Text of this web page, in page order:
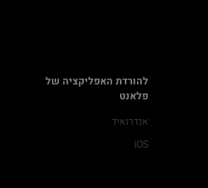
להורדת האפליקציה של
פלאנט
אנדרואיד
iOS